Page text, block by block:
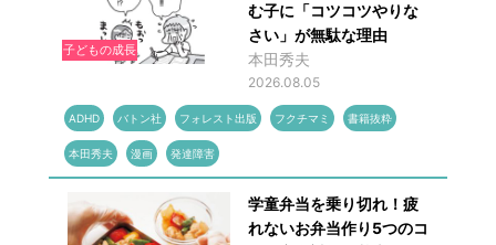
子どもの成長
む子に「コツコツやりな
さい」が無駄な理由
本田秀夫
2026.08.05
ADHD バトン社 フォレスト出版 フクチマミ 書籍抜粋
本田秀夫 漫画 発達障害
学童弁当を乗り切れ！疲
れないお弁当作り5つのコ